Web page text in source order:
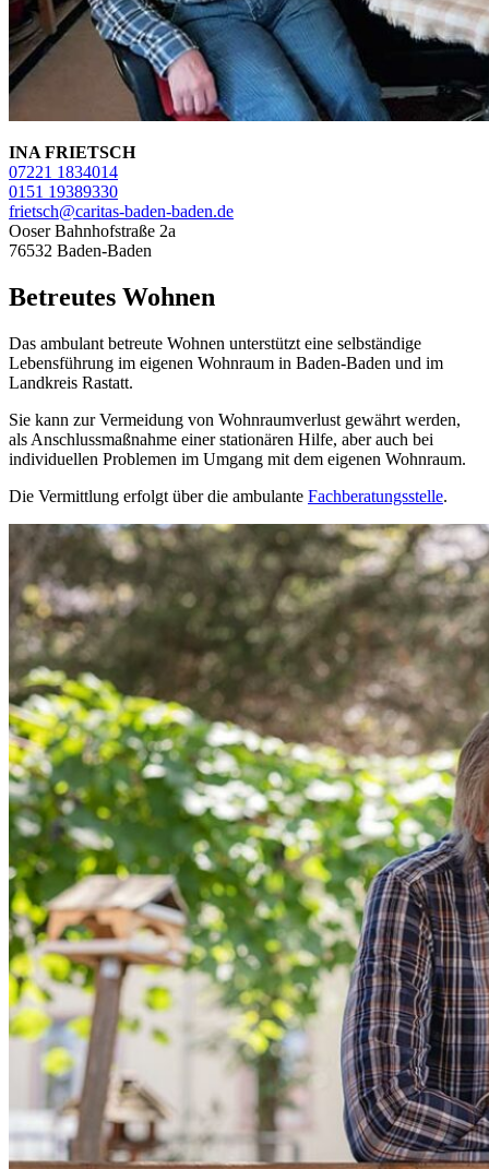
INA FRIETSCH
07221 1834014
0151 19389330
frietsch@caritas-baden-baden.de
Ooser Bahnhofstraße 2a
76532 Baden-Baden
Betreutes Wohnen
Das ambulant betreute Wohnen unterstützt eine selbständige
Lebensführung im eigenen Wohnraum in Baden-Baden und im
Landkreis Rastatt.
Sie kann zur Vermeidung von Wohnraumverlust gewährt werden,
als Anschlussmaßnahme einer stationären Hilfe, aber auch bei
individuellen Problemen im Umgang mit dem eigenen Wohnraum.
Die Vermittlung erfolgt über die ambulante Fachberatungsstelle.